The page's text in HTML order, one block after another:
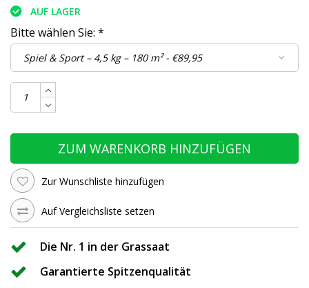
AUF LAGER
Bitte wählen Sie: *
ZUM WARENKORB HINZUFÜGEN
Zur Wunschliste hinzufügen
Auf Vergleichsliste setzen
Die Nr. 1 in der Grassaat
Garantierte Spitzenqualität